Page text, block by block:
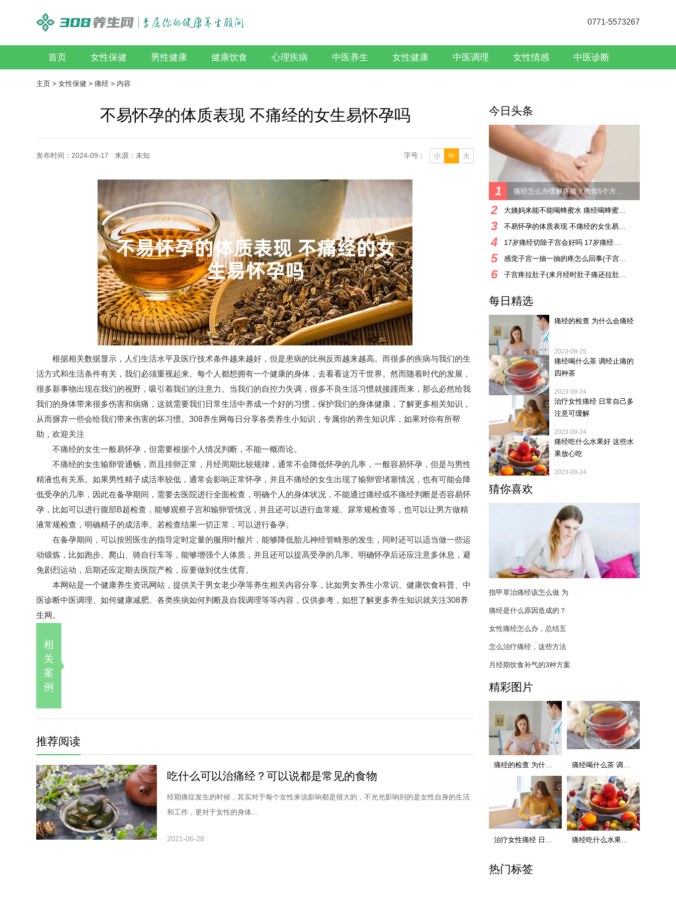
0771-5573267
首页 女性保健 男性健康 健康饮食 心理疾病 中医养生 女性健康 中医调理 女性情感 中医诊断
主页 > 女性保健 > 痛经 > 内容
不易怀孕的体质表现 不痛经的女生易怀孕吗
发布时间：2024-09-17 来源：未知 小 中 大
字号：
根据相关数据显示，人们生活水平及医疗技术条件越来越好，但是患病的比例反而越来越高。而很多的疾病与我们的生
活方式和生活条件有关，我们必须重视起来。每个人都想拥有一个健康的身体，去看看这万千世界。然而随着时代的发展，
很多新事物出现在我们的视野，吸引着我们的注意力。当我们的自控力失调，很多不良生活习惯就接踵而来，那么必然给我
我们的身体带来很多伤害和病痛，这就需要我们日常生活中养成一个好的习惯，保护我们的身体健康，了解更多相关知识，
从而摒弃一些会给我们带来伤害的坏习惯。308养生网每日分享各类养生小知识，专属你的养生知识库，如果对你有所帮
助，欢迎关注
不痛经的女生一般易怀孕，但需要根据个人情况判断，不能一概而论。
不痛经的女生输卵管通畅，而且排卵正常，月经周期比较规律，通常不会降低怀孕的几率，一般容易怀孕，但是与男性
精液也有关系。如果男性精子成活率较低，通常会影响正常怀孕，并且不痛经的女生出现了输卵管堵塞情况，也有可能会降
低受孕的几率，因此在备孕期间，需要去医院进行全面检查，明确个人的身体状况，不能通过痛经或不痛经判断是否容易怀
孕，比如可以进行腹部B超检查，能够观察子宫和输卵管情况，并且还可以进行血常规、尿常规检查等，也可以让男方做精
液常规检查，明确精子的成活率。若检查结果一切正常，可以进行备孕。
在备孕期间，可以按照医生的指导定时定量的服用叶酸片，能够降低胎儿神经管畸形的发生，同时还可以适当做一些运
动锻炼，比如跑步、爬山、骑自行车等，能够增强个人体质，并且还可以提高受孕的几率。明确怀孕后还应注意多休息，避
免剧烈运动，后期还应定期去医院产检，应要做到优生优育。
本网站是一个健康养生资讯网站，提供关于男女老少孕等养生相关内容分享，比如男女养生小常识、健康饮食科普、中
医诊断中医调理、如何健康减肥、各类疾病如何判断及自我调理等等内容，仅供参考，如想了解更多养生知识就关注308养
生网。
相
关
案
例
推荐阅读
吃什么可以治痛经？可以说都是常见的食物
经期痛症发生的时候，其实对于每个女性来说影响都是很大的，不光光影响到的是女性自身的生活
和工作，更对于女性的身体...
2021-06-28
今日头条
1
2
3
4
5
6
每日精选
痛经的检查 为什么会痛经
2023-09-25
痛经喝什么茶 调经止痛的
四种茶
2023-09-24
治疗女性痛经 日常自己多
注意可缓解
2023-09-24
痛经吃什么水果好 这些水
果放心吃
2023-09-24
猜你喜欢
指甲草治痛经该怎么做 为
痛经是什么原因造成的？
女性痛经怎么办，总结五
怎么治疗痛经，这些方法
月经期饮食补气的3种方案
精彩图片
热门标签